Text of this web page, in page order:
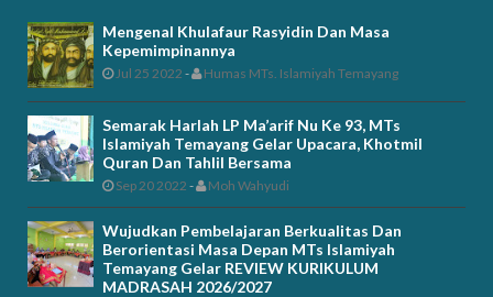
Mengenal Khulafaur Rasyidin Dan Masa
Kepemimpinannya
Jul 25 2022 - Humas MTs. Islamiyah Temayang
Semarak Harlah LP Ma’arif Nu Ke 93, MTs
Islamiyah Temayang Gelar Upacara, Khotmil
Quran Dan Tahlil Bersama
Sep 20 2022 - Moh Wahyudi
Wujudkan Pembelajaran Berkualitas Dan
Berorientasi Masa Depan MTs Islamiyah
Temayang Gelar REVIEW KURIKULUM
MADRASAH 2026/2027